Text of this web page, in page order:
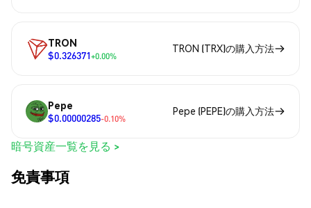
TRON
$0.326371+0.00%
TRON (TRX)の購入方法
Pepe
$0.00000285-0.10%
Pepe (PEPE)の購入方法
暗号資産一覧を見る >
免責事項